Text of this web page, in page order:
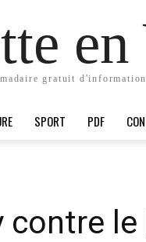
gratuit
SPORT PDF
contre le